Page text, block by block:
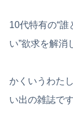
10代特有の“誰
い”欲求を解消
かくいうわた
い出の雑誌です